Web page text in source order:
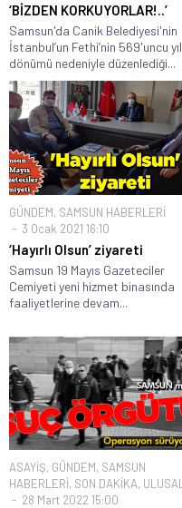
‘BİZDEN KORKUYORLAR!..’
Samsun'da Canik Belediyesi'nin
İstanbul’un Fethi’nin 569'uncu yıl
dönümü nedeniyle düzenlediği...
GÜNDEM, SAMSUN HABERLERİ
3 Ocak 2021 16:10
‘Hayırlı Olsun’ ziyareti
Samsun 19 Mayıs Gazeteciler
Cemiyeti yeni hizmet binasında
faaliyetlerine devam...
ASAYİŞ, GÜNDEM, SAMSUN
HABERLERİ, SON DAKİKA, ULUSAL
28 Mart 2022 15:00